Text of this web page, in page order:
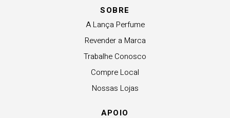
SOBRE
A Lança Perfume
Revender a Marca
Trabalhe Conosco
Compre Local
Nossas Lojas
APOIO